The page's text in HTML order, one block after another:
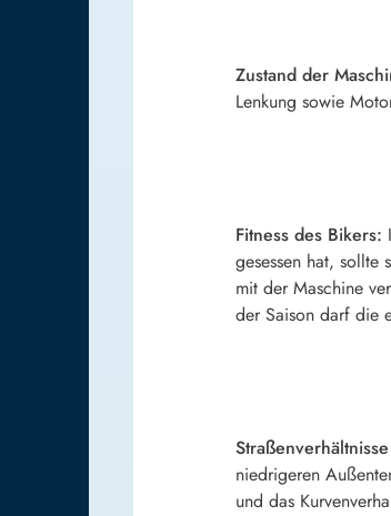
Zustand der
Lenkung sowie
Fitness des Bikers:
gesessen hat, sollte
mit der Maschine
der Saison darf die
niedrigeren
und das